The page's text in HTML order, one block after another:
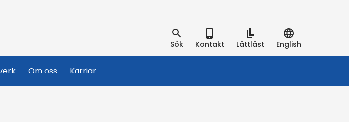
Sök Kontakt Lättläst English
Om oss Karriär